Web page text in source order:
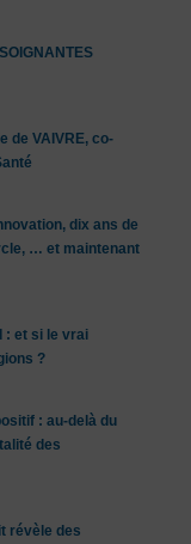
de VAIVRE, co-
dix ans de
… et maintenant
: et si le vrai
?
: au-delà du
des
révèle des